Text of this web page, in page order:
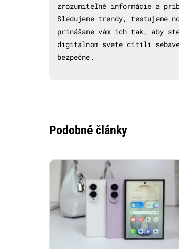
zrozumiteľné informácie a
Sledujeme trendy, testujeme
prinášame vám ich tak, aby
digitálnom svete cítili
bezpečne.
Podobné články